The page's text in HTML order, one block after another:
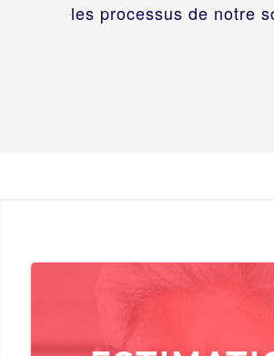
les processus de notre